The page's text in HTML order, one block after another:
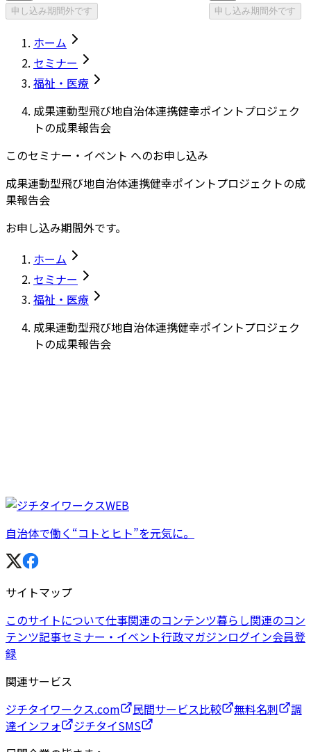
申し込み期間外です 申し込み期間外です
ホーム
セミナー
福祉・医療
成果連動型飛び地自治体連携健幸ポイントプロジェク
トの成果報告会
このセミナー・イベント へのお申し込み
成果連動型飛び地自治体連携健幸ポイントプロジェクトの成
果報告会
お申し込み期間外です。
ホーム
セミナー
福祉・医療
成果連動型飛び地自治体連携健幸ポイントプロジェク
トの成果報告会
自治体で働く“コトとヒト”を元気に。
サイトマップ
このサイトについて仕事関連のコンテンツ暮らし関連のコン
テンツ記事セミナー・イベント行政マガジンログイン会員登
録
関連サービス
ジチタイワークス.com
民間サービス比較 無料名刺
調
達インフォ
ジチタイSMS